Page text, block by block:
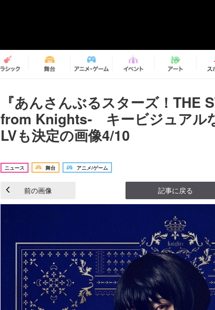
『あんさんぶるスターズ！THE
from Knights- キービジュアル
LVも決定の画像4/10
ニュース 舞台 アニメ/ゲーム
前の画像 記事に戻る